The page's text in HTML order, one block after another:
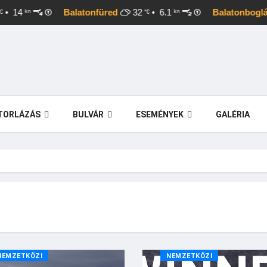
kn Balatonfüred 32 • 6.1kn Balatonboglár
BULVÁR ESEMÉNYEK GALÉRIA
NEMZETKÖZI